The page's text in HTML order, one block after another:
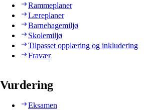
Rammeplaner
Læreplaner
Barnehagemiljø
Skolemiljø
Tilpasset opplæring og inkludering
Fravær
Vurdering
Eksamen